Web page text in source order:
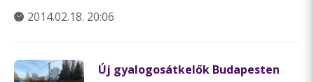
2014.02.18. 20:06
Új gyalogosátkelők Budapesten